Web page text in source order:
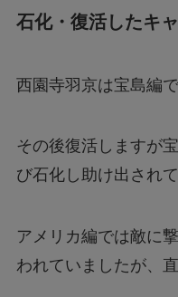
石化・復活したキ
西園寺羽京は宝島編
その後復活しますが
び石化し助け出されて
アメリカ編では敵に
われていましたが、